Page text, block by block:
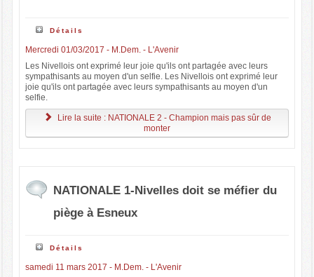
Détails
Mercredi 01/03/2017 - M.Dem. - L'Avenir
Les Nivellois ont exprimé leur joie qu'ils ont partagée avec leurs
sympathisants au moyen d'un selfie. Les Nivellois ont exprimé leur
joie qu'ils ont partagée avec leurs sympathisants au moyen d'un
selfie.
Lire la suite : NATIONALE 2 - Champion mais pas sûr de
monter
NATIONALE 1-Nivelles doit se méfier du
piège à Esneux
Détails
samedi 11 mars 2017 - M.Dem. - L'Avenir